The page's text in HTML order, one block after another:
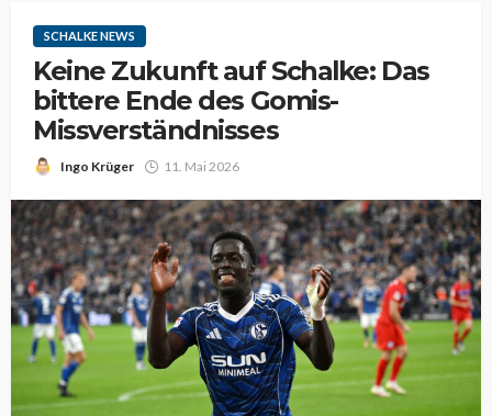
SCHALKE NEWS
Keine Zukunft auf Schalke: Das
bittere Ende des Gomis-
Missverständnisses
Ingo Krüger 11. Mai 2026